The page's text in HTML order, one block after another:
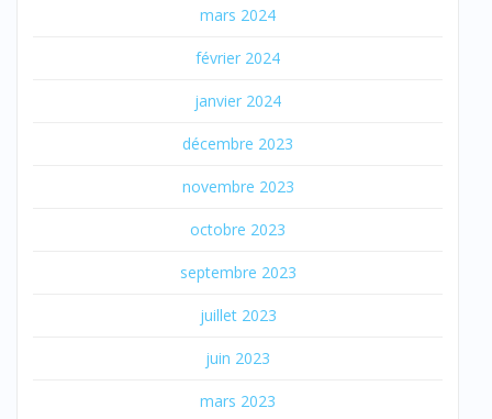
mars 2024
février 2024
janvier 2024
décembre 2023
novembre 2023
octobre 2023
septembre 2023
juillet 2023
juin 2023
mars 2023